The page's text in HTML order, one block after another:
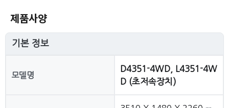
제품사양
기본 정보
모델명
D4351-4WD, L4351-4W
D (초저속장치)